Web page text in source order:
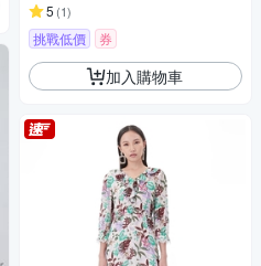
5 (1)
挑戰低價 券
加入購物車